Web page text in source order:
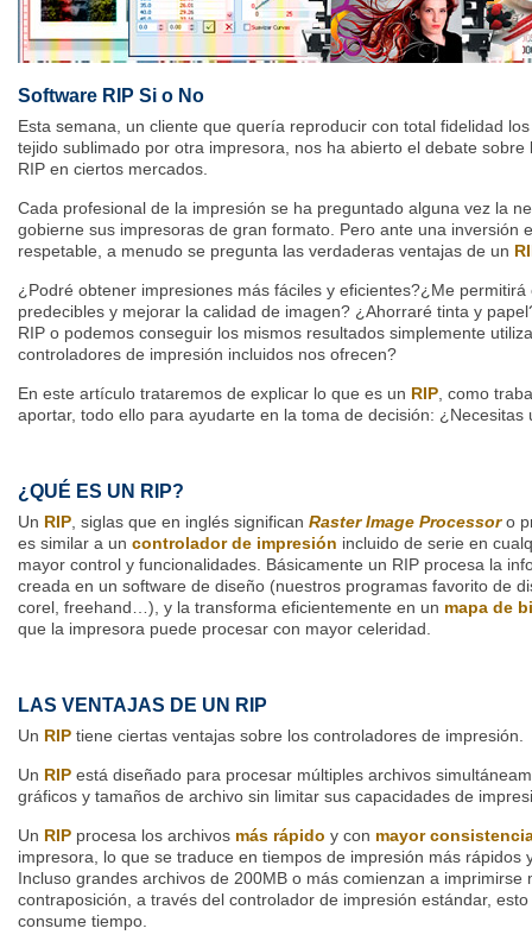
Software RIP Si o No
Esta semana, un cliente que quería reproducir con total fidelidad
tejido sublimado por otra impresora, nos ha abierto el debate
RIP en ciertos mercados.
Cada profesional de la impresión se ha preguntado alguna vez la
gobierne sus impresoras de gran formato. Pero ante una inversión
respetable, a menudo se pregunta las verdaderas ventajas de un
¿Podré obtener impresiones más fáciles y eficientes?¿Me
predecibles y mejorar la calidad de imagen? ¿Ahorraré tinta y
RIP o podemos conseguir los mismos resultados simplemente
controladores de impresión incluidos nos ofrecen?
En este artículo trataremos de explicar lo que es un RIP, como
aportar, todo ello para ayudarte en la toma de decisión: ¿Necesitas
¿QUÉ ES UN RIP?
Un RIP, siglas que en inglés significan Raster Image Processoro
es similar a un controlador de impresión incluido de serie en
mayor control y funcionalidades. Básicamente un RIP procesa la
creada en un software de diseño (nuestros programas favorito de
corel, freehand…), y la transforma eficientemente en un mapa de
que la impresora puede procesar con mayor celeridad.
LAS VENTAJAS DE UN RIP
Un RIP tiene ciertas ventajas sobre los controladores de impresión.
Un RIP está diseñado para procesar múltiples archivos
gráficos y tamaños de archivo sin limitar sus capacidades de
Un RIP procesa los archivos más rápido y con mayor
impresora, lo que se traduce en tiempos de impresión más rápidos
Incluso grandes archivos de 200MB o más comienzan a imprimirse
contraposición, a través del controlador de impresión estándar,
consume tiempo.